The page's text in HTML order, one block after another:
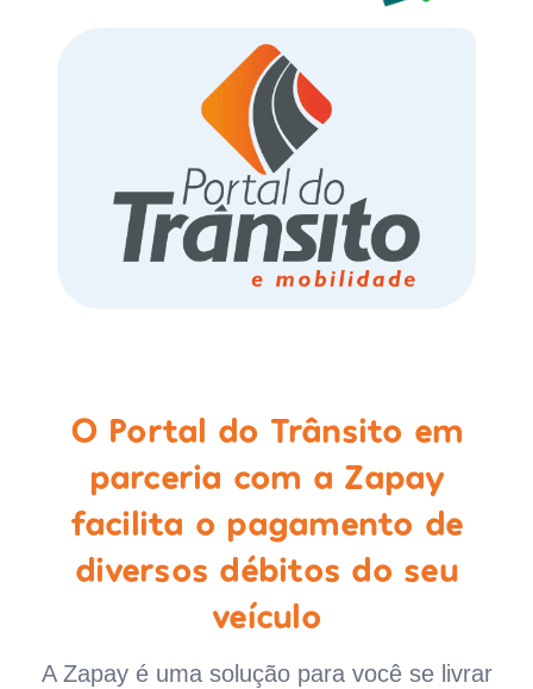
O Portal do Trânsito em
parceria com a Zapay
facilita o pagamento de
diversos débitos do seu
veículo
A Zapay é uma solução para você se livrar